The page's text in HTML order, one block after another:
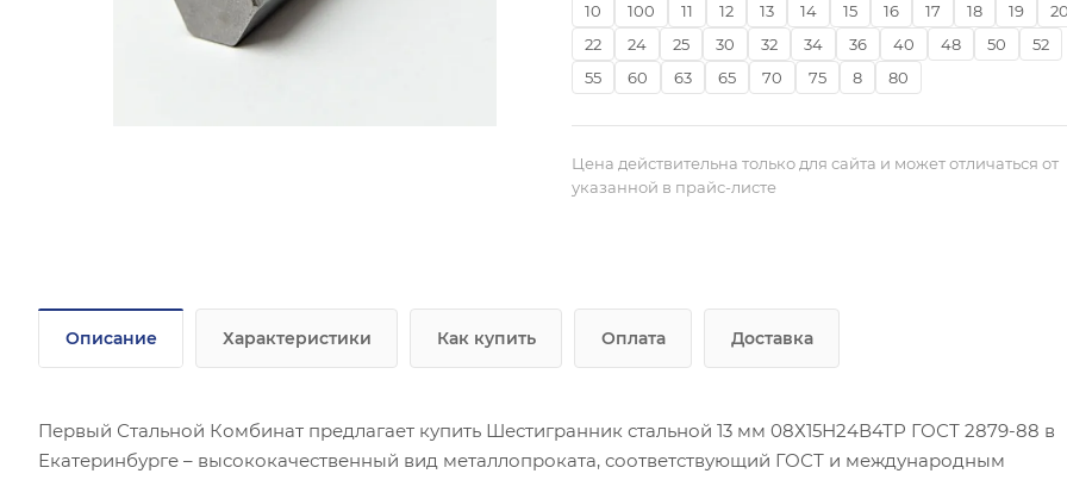
10 100 11 12 13 14 15 16 17 18 19
20
22
24 25 30 32 34 36 40 48 50
52
55
60 63 65 70 75 8 80
Цена действительна только для сайта и может отличаться от
указанной в прайс-листе
Описание Характеристики Как купить Оплата Доставка
Первый Стальной Комбинат предлагает купить Шестигранник стальной 13 мм 08Х15Н24В4ТР ГОСТ 2879-88 в
Екатеринбурге – высококачественный вид металлопроката, соответствующий ГОСТ и международным